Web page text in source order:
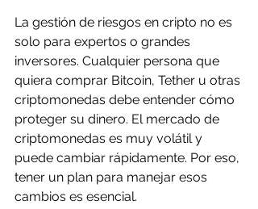
La gestión de riesgos en cripto no es
solo para expertos o grandes
inversores. Cualquier persona que
quiera comprar Bitcoin, Tether u otras
criptomonedas debe entender cómo
proteger su dinero. El mercado de
criptomonedas es muy volátil y
puede cambiar rápidamente. Por eso,
tener un plan para manejar esos
cambios es esencial.